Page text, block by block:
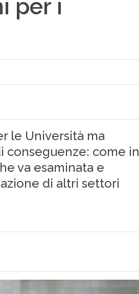
per i
le Università ma
conseguenze: come in
va esaminata e
di altri settori